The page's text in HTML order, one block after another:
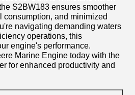
S2BW183 ensures smoother
consumption, and minimized
navigating demanding waters
operations, this
engine's performance.
Marine Engine today with the
for enhanced productivity and